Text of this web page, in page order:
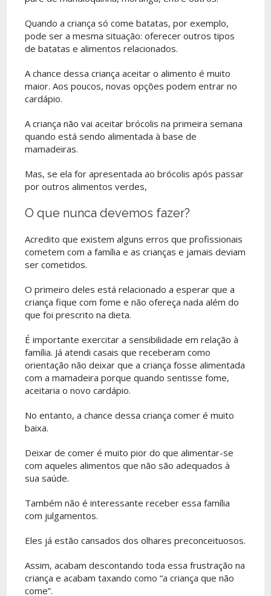
Quando a criança só come batatas, por exemplo,
pode ser a mesma situação: oferecer outros tipos
de batatas e alimentos relacionados.
A chance dessa criança aceitar o alimento é muito
maior. Aos poucos, novas opções podem entrar no
cardápio.
A criança não vai aceitar brócolis na primeira semana
quando está sendo alimentada à base de
mamadeiras.
Mas, se ela for apresentada ao brócolis após passar
por outros alimentos verdes,
O que nunca devemos fazer?
Acredito que existem alguns erros que profissionais
cometem com a família e as crianças e jamais deviam
ser cometidos.
O primeiro deles está relacionado a esperar que a
criança fique com fome e não ofereça nada além do
que foi prescrito na dieta.
É importante exercitar a sensibilidade em relação à
família. Já atendi casais que receberam como
orientação não deixar que a criança fosse alimentada
com a mamadeira porque quando sentisse fome,
aceitaria o novo cardápio.
No entanto, a chance dessa criança comer é muito
baixa.
Deixar de comer é muito pior do que alimentar-se
com aqueles alimentos que não são adequados à
sua saúde.
Também não é interessante receber essa família
com julgamentos.
Eles já estão cansados dos olhares preconceituosos.
Assim, acabam descontando toda essa frustração na
criança e acabam taxando como “a criança que não
come”.